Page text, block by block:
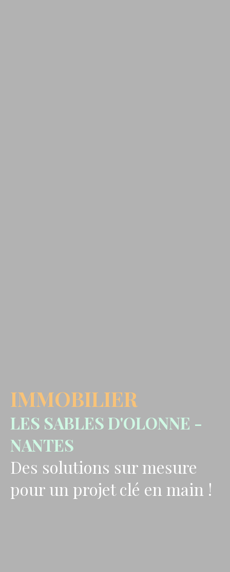
IMMOBILIER
LES SABLES D'OLONNE -
NANTES
Des solutions sur mesure
pour un projet clé en main !